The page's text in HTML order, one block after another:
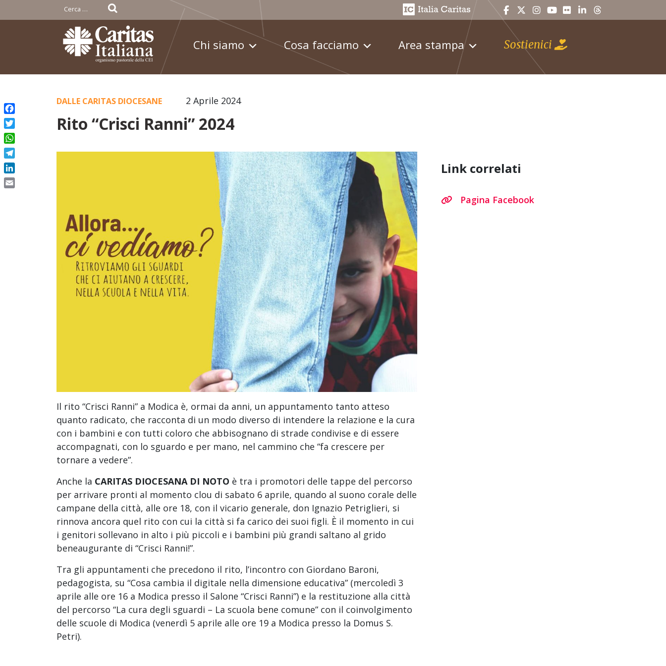
Skip
to
content
Ricerca
per:
Chi siamo Cosa facciamo Area stampa Sostienici
2 Aprile 2024
DALLE CARITAS DIOCESANE
Rito “Crisci Ranni” 2024
Il rito “Crisci Ranni” a Modica è, ormai da anni, un appuntamento tanto atteso
quanto radicato, che racconta di un modo diverso di intendere la relazione e la cura
con i bambini e con tutti coloro che abbisognano di strade condivise e di essere
accompagnati, con lo sguardo e per mano, nel cammino che “fa crescere per
tornare a vedere”.
Anche la CARITAS DIOCESANA DI NOTO è tra i promotori delle tappe del percorso
per arrivare pronti al momento clou di sabato 6 aprile, quando al suono corale delle
campane della città, alle ore 18, con il vicario generale, don Ignazio Petriglieri, si
rinnova ancora quel rito con cui la città si fa carico dei suoi figli. È il momento in cui
i genitori sollevano in alto i più piccoli e i bambini più grandi saltano al grido
beneaugurante di “Crisci Ranni!”.
Tra gli appuntamenti che precedono il rito, l’incontro con Giordano Baroni,
pedagogista, su “Cosa cambia il digitale nella dimensione educativa” (mercoledì 3
aprile alle ore 16 a Modica presso il Salone “Crisci Ranni”) e la restituzione alla città
del percorso “La cura degli sguardi – La scuola bene comune” con il coinvolgimento
delle scuole di Modica (venerdì 5 aprile alle ore 19 a Modica presso la Domus S.
Petri).
Link correlati
Pagina Facebook
Facebook
Twitter
WhatsApp
Telegram
LinkedIn